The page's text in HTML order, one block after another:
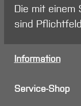
Die mit einem
sind
Information
Service-Shop